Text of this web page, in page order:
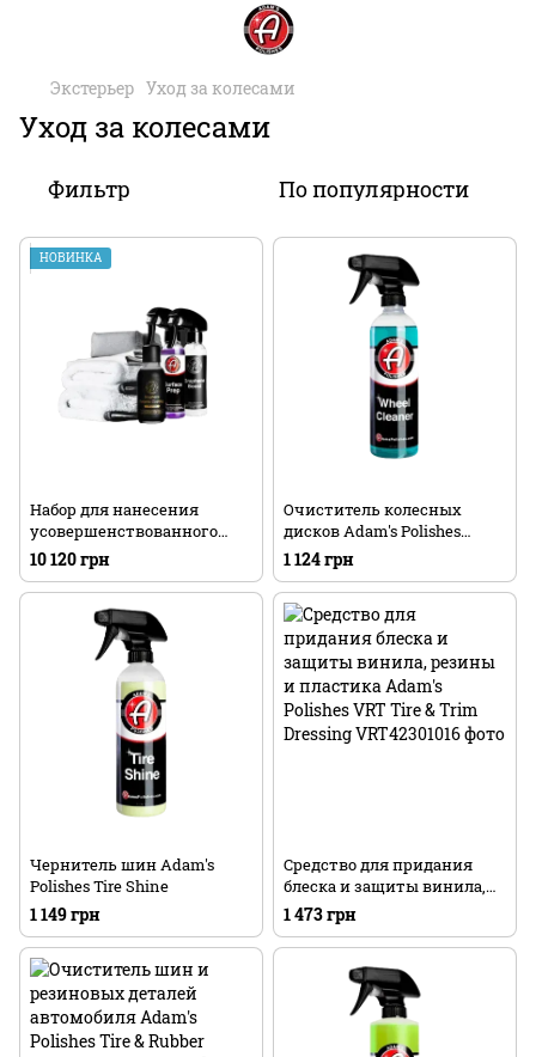
Экстерьер Уход за колесами
Уход за колесами
Фильтр По популярности
НОВИНКА
Набор для нанесения
усовершенствованного
графенового
керамического покрытия
Adam's Polishes Graphene
Ceramic Coating Advanced
10 120 грн
Очиститель колесных
дисков Adam's Polishes
Wheel Cleaner
1 124 грн
Чернитель шин Adam's
Polishes Tire Shine
1 149 грн
Средство для придания
блеска и защиты винила,
резины и пластика Adam's
Polishes VRT Tire & Trim
Dressing
1 473 грн